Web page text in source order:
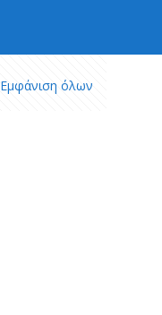
Εμφάνιση όλων